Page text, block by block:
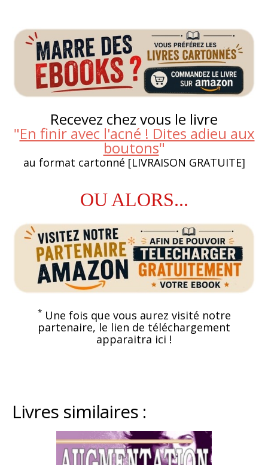
Recevez chez vous le livre
"En finir avec l'acné ! Dites adieu aux
boutons"
au format cartonné [LIVRAISON GRATUITE]
OU ALORS...
*Une fois que vous aurez visité notre
partenaire, le lien de téléchargement
apparaitra ici !
Livres similaires :